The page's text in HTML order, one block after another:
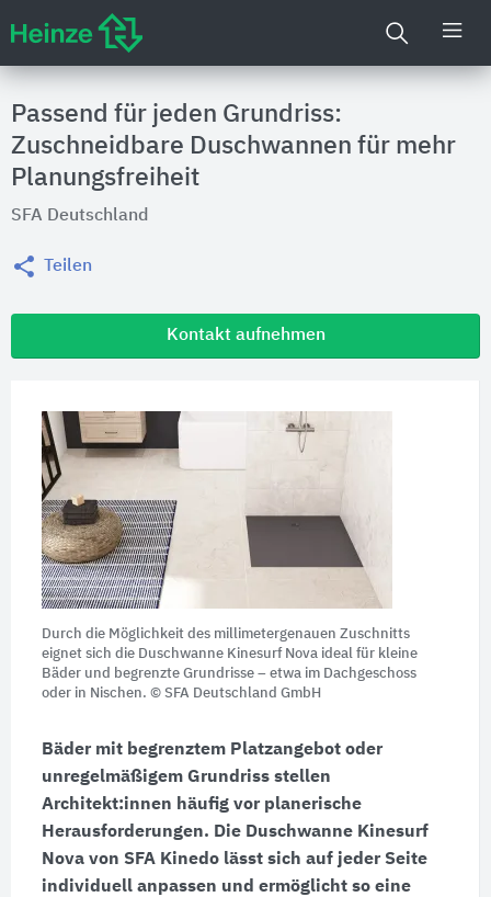
Passend für jeden Grundriss:
Zuschneidbare Duschwannen für mehr
Planungsfreiheit
SFA Deutschland
Teilen
Kontakt aufnehmen
Durch die Möglichkeit des millimetergenauen Zuschnitts
eignet sich die Duschwanne Kinesurf Nova ideal für kleine
Bäder und begrenzte Grundrisse – etwa im Dachgeschoss
oder in Nischen. © SFA Deutschland GmbH
Bäder mit begrenztem Platzangebot oder
unregelmäßigem Grundriss stellen
Architekt:innen häufig vor planerische
Herausforderungen. Die Duschwanne Kinesurf
Nova von SFA Kinedo lässt sich auf jeder Seite
individuell anpassen und ermöglicht so eine